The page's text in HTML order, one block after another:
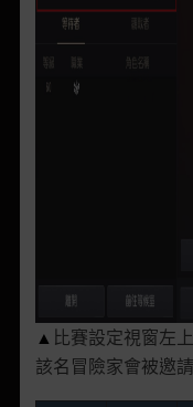
▲ 比賽設定視窗左
該名冒險家會被邀